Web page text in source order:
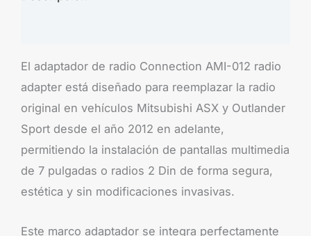
El adaptador de radio Connection AMI-012 radio
adapter está diseñado para reemplazar la radio
original en vehículos Mitsubishi ASX y Outlander
Sport desde el año 2012 en adelante,
permitiendo la instalación de pantallas multimedia
de 7 pulgadas o radios 2 Din de forma segura,
estética y sin modificaciones invasivas.
Este marco adaptador se integra perfectamente